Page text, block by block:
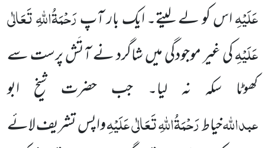
عَلَیْہِاس کو لے لیتے۔ ایک بار آپرَحْمَۃُاللہِ تَعَالٰی
عَلَیْہِکی غیر موجودگی میں شاگرد نے آتَش پرست سے
کھوٹا سکہ نہ لیا۔ جب حضرت شیخ ابو
عبداللہخیاطرَحْمَۃُاللہِ تَعَالٰی عَلَیْہِواپس تشریف لائے